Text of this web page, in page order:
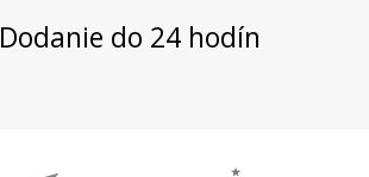
Dodanie do 24 hodín